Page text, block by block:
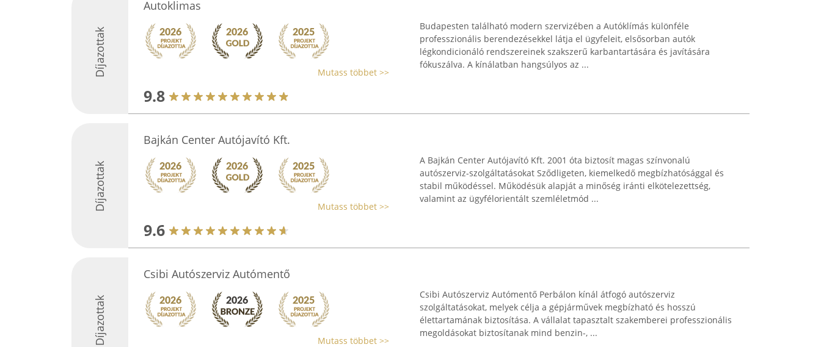
Díjazottak
Autoklimas
Mutass többet >>
9.8
Budapesten található modern szervizében a Autóklímás különféle
professzionális berendezésekkel látja el ügyfeleit, elsősorban autók
légkondicionáló rendszereinek szakszerű karbantartására és javítására
fókuszálva. A kínálatban hangsúlyos az ...
Díjazottak
Bajkán Center Autójavító Kft.
Mutass többet >>
9.6
A Bajkán Center Autójavító Kft. 2001 óta biztosít magas színvonalú
autószerviz-szolgáltatásokat Sződligeten, kiemelkedő megbízhatósággal és
stabil működéssel. Működésük alapját a minőség iránti elkötelezettség,
valamint az ügyfélorientált szemléletmód ...
Díjazottak
Csibi Autószerviz Autómentő
Mutass többet >>
Csibi Autószerviz Autómentő Perbálon kínál átfogó autószerviz
szolgáltatásokat, melyek célja a gépjárművek megbízható és hosszú
élettartamának biztosítása. A vállalat tapasztalt szakemberei professzionális
megoldásokat biztosítanak mind benzin-, ...